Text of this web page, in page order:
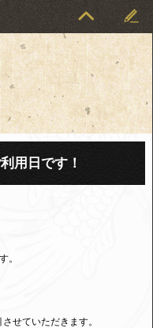
用日です！
。
せていただきます。